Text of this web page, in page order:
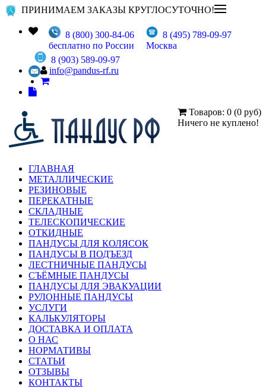
ПРИНИМАЕМ ЗАКАЗЫ КРУГЛОСУТОЧНО!
8 (800) 300-84-06
бесплатно по России
8 (495) 789-09-97
Москва
8 (903) 589-09-97
info@pandus-rf.ru
Товаров: 0 (0 руб)
Ничего не куплено!
ГЛАВНАЯ
МЕТАЛЛИЧЕСКИЕ
РЕЗИНОВЫЕ
ПЕРЕКАТНЫЕ
СКЛАДНЫЕ
ТЕЛЕСКОПИЧЕСКИЕ
ОТКИДНЫЕ
ПАНДУСЫ ДЛЯ КОЛЯСОК
ПАНДУСЫ В ПОДЪЕЗД
ЛЕСТНИЧНЫЕ ПАНДУСЫ
СЪЁМНЫЕ ПАНДУСЫ
ПАНДУСЫ ДЛЯ ЭВАКУАЦИИ
РУЛОННЫЕ ПАНДУСЫ
УСЛУГИ
КАЛЬКУЛЯТОРЫ
ДОСТАВКА И ОПЛАТА
О НАС
НОРМАТИВЫ
СТАТЬИ
ОТЗЫВЫ
КОНТАКТЫ